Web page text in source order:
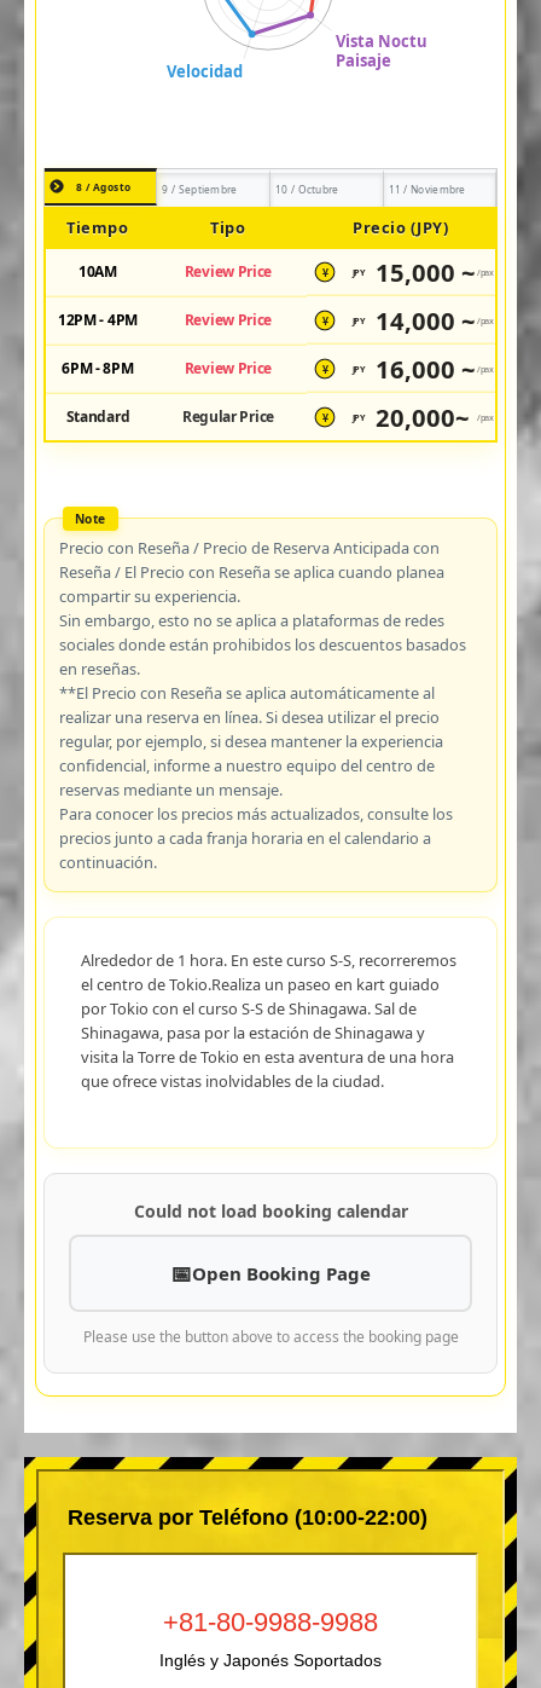
8 / Agosto 9 / Septiembre 10 / Octubre 11 / Noviembre
Tiempo Tipo Precio (JPY)
10AM Review Price ¥ JPY 15,000 ~ /pax
12PM - 4PM Review Price ¥ JPY 14,000 ~ /pax
6PM - 8PM Review Price ¥ JPY 16,000 ~ /pax
Standard Regular Price ¥ JPY 20,000~ /pax
Precio con Reseña / Precio de Reserva Anticipada con
Reseña / El Precio con Reseña se aplica cuando planea
compartir su experiencia.
Sin embargo, esto no se aplica a plataformas de redes
sociales donde están prohibidos los descuentos basados
en reseñas.
**El Precio con Reseña se aplica automáticamente al
realizar una reserva en línea. Si desea utilizar el precio
regular, por ejemplo, si desea mantener la experiencia
confidencial, informe a nuestro equipo del centro de
reservas mediante un mensaje.
Para conocer los precios más actualizados, consulte los
precios junto a cada franja horaria en el calendario a
continuación.
Alrededor de 1 hora. En este curso S-S, recorreremos
el centro de Tokio.Realiza un paseo en kart guiado
por Tokio con el curso S-S de Shinagawa. Sal de
Shinagawa, pasa por la estación de Shinagawa y
visita la Torre de Tokio en esta aventura de una hora
que ofrece vistas inolvidables de la ciudad.
Could not load booking calendar
Open Booking Page
Please use the button above to access the booking page
Reserva por Teléfono (10:00-22:00)
+81-80-9988-9988
Inglés y Japonés Soportados